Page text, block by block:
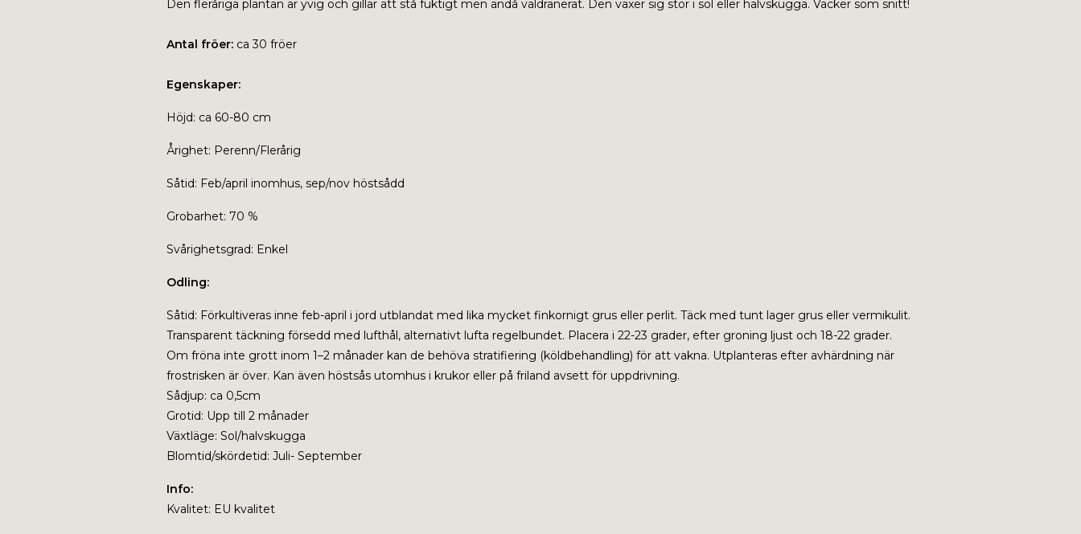
Den fleråriga plantan är yvig och gillar att stå fuktigt men ändå väldränerat. Den växer sig stor i sol eller halvskugga. Vacker som snitt!
Antal fröer: ca 30 fröer
Egenskaper:
Höjd: ca 60-80 cm
Årighet: Perenn/Flerårig
Såtid: Feb/april inomhus, sep/nov höstsådd
Grobarhet: 70 %
Svårighetsgrad: Enkel
Odling:
Såtid: Förkultiveras inne feb-april i jord utblandat med lika mycket finkornigt grus eller perlit. Täck med tunt lager grus eller vermikulit.
Transparent täckning försedd med lufthål, alternativt lufta regelbundet. Placera i 22-23 grader, efter groning ljust och 18-22 grader.
Om fröna inte grott inom 1–2 månader kan de behöva stratifiering (köldbehandling) för att vakna. Utplanteras efter avhärdning när
frostrisken är över. Kan även höstsås utomhus i krukor eller på friland avsett för uppdrivning.
Sådjup: ca 0,5cm
Grotid: Upp till 2 månader
Växtläge: Sol/halvskugga
Blomtid/skördetid: Juli- September
Info:
Kvalitet: EU kvalitet